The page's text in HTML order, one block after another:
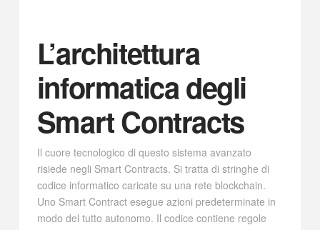
L’architettura
informatica degli
Smart Contracts
Il cuore tecnologico di questo sistema avanzato
risiede negli Smart Contracts. Si tratta di stringhe di
codice informatico caricate su una rete blockchain.
Uno Smart Contract esegue azioni predeterminate in
modo del tutto autonomo. Il codice contiene regole